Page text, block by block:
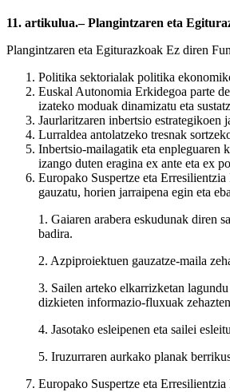
11. artikulua.– Plangintzaren eta
Plangintzaren eta Egiturazkoak Ez diren
Politika sektorialak politika
Euskal Autonomia Erkidegoa parte
izateko moduak dinamizatu eta
Jaurlaritzaren inbertsio estrategikoen
Lurraldea antolatzeko tresnak
Inbertsio-mailagatik eta enpleguaren
izango duten eragina ex ante eta ex
Europako Suspertze eta
gauzatu, horien jarraipena egin eta
1. Gaiaren arabera eskudunak diren
badira.
2. Azpiproiektuen gauzatze-maila
3. Sailen arteko elkarrizketan
dizkieten informazio-fluxuak
4. Jasotako esleipenen eta sailei
5. Iruzurraren aurkako planak
Europako Suspertze eta